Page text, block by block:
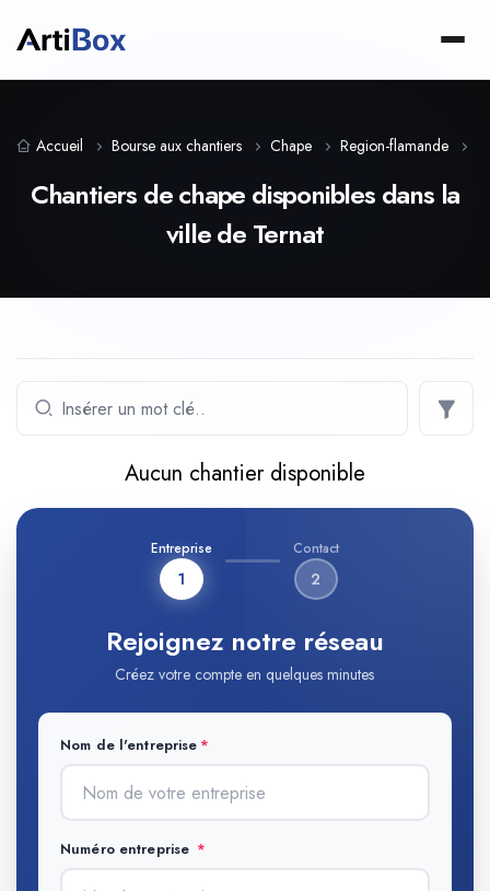
Accueil Bourse aux chantiers Chape Region-flamande
Chantiers de chape disponibles dans la
ville de Ternat
Aucun chantier disponible
Entreprise
1
Contact
2
Rejoignez notre réseau
Créez votre compte en quelques minutes
Nom de l'entreprise
Numéro entreprise